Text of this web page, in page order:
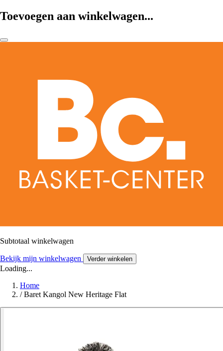
Toevoegen aan winkelwagen...
Subtotaal winkelwagen
Bekijk mijn winkelwagen Verder winkelen
Loading...
Home
/ Baret Kangol New Heritage Flat